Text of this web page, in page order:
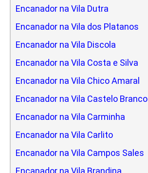
Encanador na Vila Dutra
Encanador na Vila dos Platanos
Encanador na Vila Discola
Encanador na Vila Costa e Silva
Encanador na Vila Chico Amaral
Encanador na Vila Castelo Branco
Encanador na Vila Carminha
Encanador na Vila Carlito
Encanador na Vila Campos Sales
Encanador na Vila Brandina